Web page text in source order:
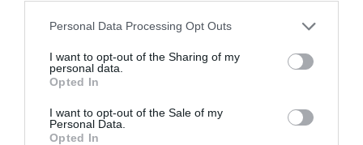
Please note that this website/app uses one or more Google
not limited to your visit or usage behaviour. You may click to
grant or deny consent to Google and its third-party tags to
use your data for below specified purposes in below Google
consent section.
Personal Data Processing Opt Outs
I want to opt-out of the Sharing of my
personal data.
Opted In
I want to opt-out of the Sale of my
Personal Data.
Opted In
06.08.2026 | 14:02
«Επιχείρηση ελεύθερα πεζοδρόμια» στην
αντικείμενα από κοινόχρηστους χώρους